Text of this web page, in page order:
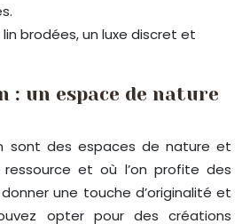
brodées, un luxe discret et
: un espace de nature
sont des espaces de nature et
ressource et où l’on profite des
une touche d’originalité et
opter pour des créations